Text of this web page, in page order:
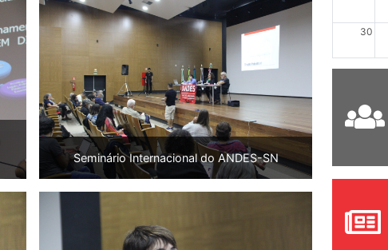
Seminário Internacional do ANDES-SN
30